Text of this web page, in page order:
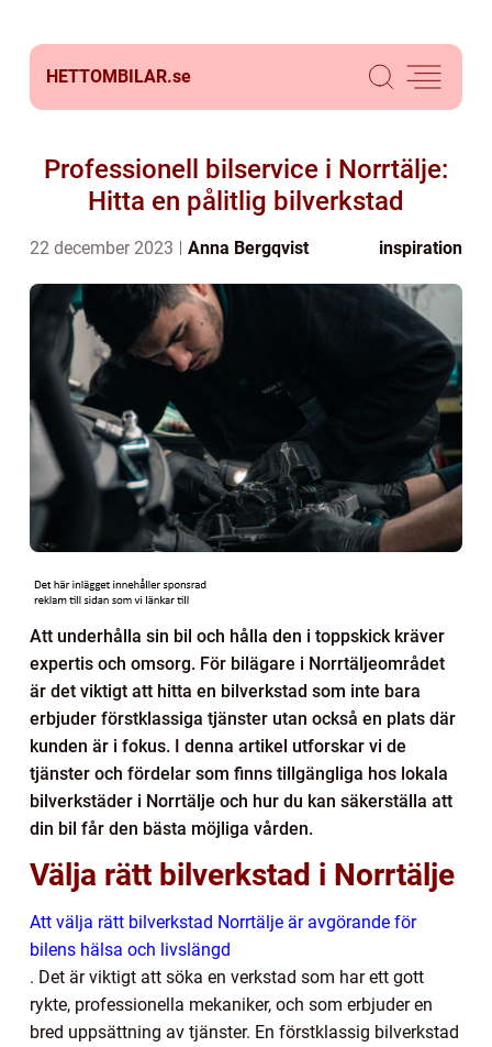
HETTOMBILAR.se
Professionell bilservice i Norrtälje:
Hitta en pålitlig bilverkstad
22 december 2023 Anna Bergqvist inspiration
Att underhålla sin bil och hålla den i toppskick kräver
expertis och omsorg. För bilägare i Norrtäljeområdet
är det viktigt att hitta en bilverkstad som inte bara
erbjuder förstklassiga tjänster utan också en plats där
kunden är i fokus. I denna artikel utforskar vi de
tjänster och fördelar som finns tillgängliga hos lokala
bilverkstäder i Norrtälje och hur du kan säkerställa att
din bil får den bästa möjliga vården.
Välja rätt bilverkstad i Norrtälje
Att välja rätt bilverkstad Norrtälje är avgörande för
bilens hälsa och livslängd
. Det är viktigt att söka en verkstad som har ett gott
rykte, professionella mekaniker, och som erbjuder en
bred uppsättning av tjänster. En förstklassig bilverkstad